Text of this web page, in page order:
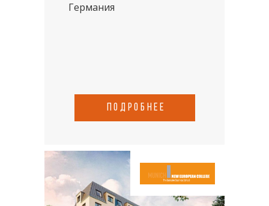
Германия
подробнее